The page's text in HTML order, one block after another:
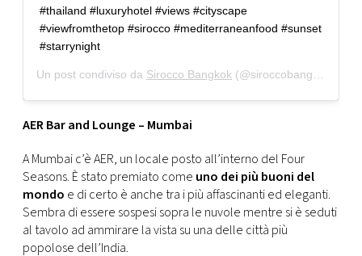
#thailand #luxuryhotel #views #cityscape
#viewfromthetop #sirocco #mediterraneanfood #sunset
#starrynight
Un post condiviso da Sirocco Bangkok (@siroccobangkok) in data:
AER Bar and Lounge – Mumbai
A Mumbai c’è AER, un locale posto all’interno del Four
Seasons. È stato premiato come uno dei più buoni del
mondo e di certo è anche tra i più affascinanti ed eleganti.
Sembra di essere sospesi sopra le nuvole mentre si è seduti
al tavolo ad ammirare la vista su una delle città più
popolose dell’India.